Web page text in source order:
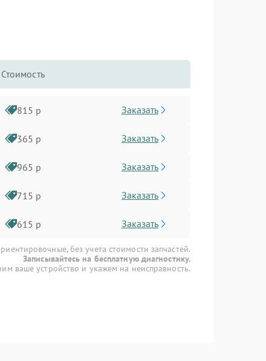
Стоимость
815 р Заказать
365 р Заказать
965 р Заказать
715 р Заказать
615 р Заказать
без учета стоимости запчастей.
Записывайтесь на бесплатную диагностику.
ваше устройство и укажем на неисправность.